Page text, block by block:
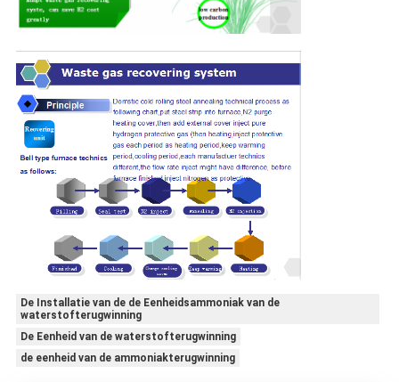
De Installatie van de de Eenheidsammoniak van de
waterstofterugwinning
De Eenheid van de waterstofterugwinning
de eenheid van de ammoniakterugwinning